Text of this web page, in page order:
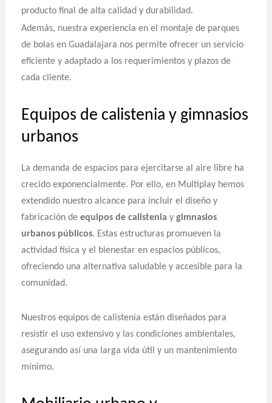
producto final de alta calidad y durabilidad.
Además, nuestra experiencia en el montaje de parques
de bolas en Guadalajara nos permite ofrecer un servicio
eficiente y adaptado a los requerimientos y plazos de
cada cliente.
Equipos de calistenia y gimnasios
urbanos
La demanda de espacios para ejercitarse al aire libre ha
crecido exponencialmente. Por ello, en Multiplay hemos
extendido nuestro alcance para incluir el diseño y
fabricación de equipos de calistenia y gimnasios
urbanos públicos. Estas estructuras promueven la
actividad física y el bienestar en espacios públicos,
ofreciendo una alternativa saludable y accesible para la
comunidad.
Nuestros equipos de calistenia están diseñados para
resistir el uso extensivo y las condiciones ambientales,
asegurando así una larga vida útil y un mantenimiento
mínimo.